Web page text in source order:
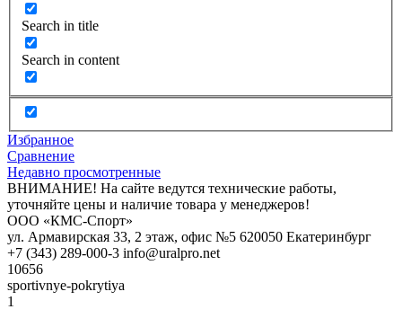
Search in title
Search in content
Избранное
Сравнение
Недавно просмотренные
ВНИМАНИЕ! На сайте ведутся технические работы,
уточняйте цены и наличие товара у менеджеров!
ООО «КМС-Спорт»
ул. Армавирская 33, 2 этаж, офис №5 620050 Екатеринбург
+7 (343) 289-000-3 info@uralpro.net
10656
sportivnye-pokrytiya
1